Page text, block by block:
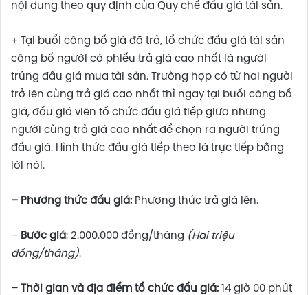
nội dung theo quy định của Quy chế đấu giá tài sản.
+ Tại buổi công bố giá đã trả, tổ chức đấu giá tài sản
công bố người có phiếu trả giá cao nhất là người
trúng đấu giá mua tài sản. Trường hợp có từ hai người
trở lên cùng trả giá cao nhất thì ngay tại buổi công bố
giá, đấu giá viên tổ chức đấu giá tiếp giữa những
người cùng trả giá cao nhất để chọn ra người trúng
đấu giá. Hình thức đấu giá tiếp theo là trực tiếp bằng
lời nói.
– Phương thức đấu giá: Phương thức trả giá lên.
– Bước giá: 2.000.000 đồng/tháng (Hai triệu
đồng/tháng).
– Thời gian và địa điểm tổ chức đấu giá: 14 giờ 00 phút